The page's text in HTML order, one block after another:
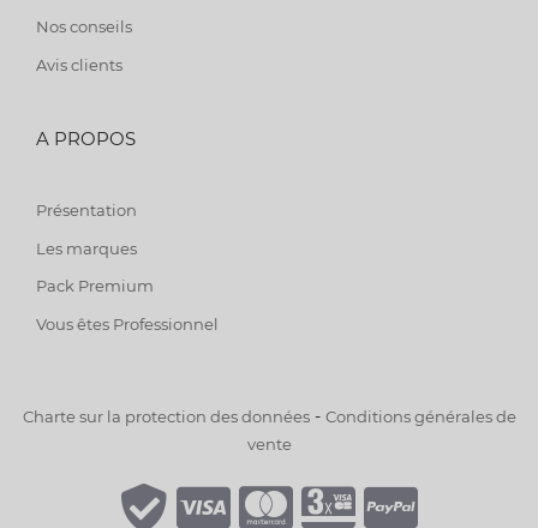
Nos conseils
Avis clients
A PROPOS
Présentation
Les marques
Pack Premium
Vous êtes Professionnel
Charte sur la protection des données- Conditions générales de
vente